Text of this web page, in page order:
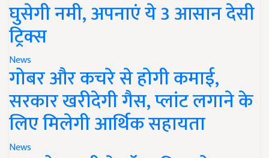
घुसेगी नमी, अपनाएं ये 3 आसान देसी
ट्रिक्स
News
गोबर और कचरे से होगी कमाई,
सरकार खरीदेगी गैस, प्लांट लगाने के
लिए मिलेगी आर्थिक सहायता
News